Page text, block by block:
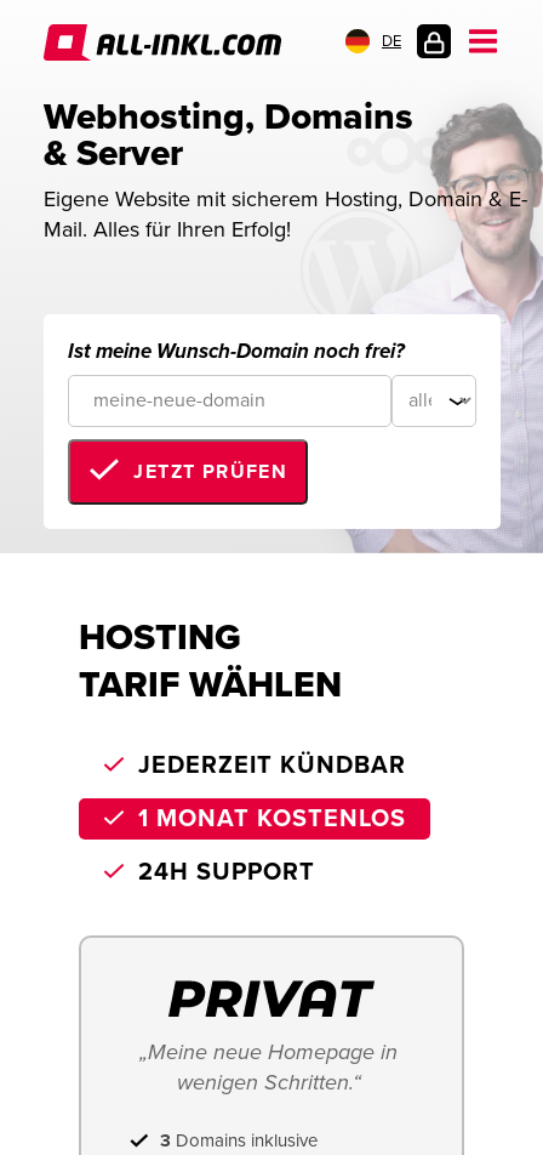
DE
Webhosting, Domains
& Server
Eigene Website mit sicherem Hosting, Domain & E-
Mail. Alles für Ihren Erfolg!
Ist meine Wunsch-Domain noch frei?
JETZT PRÜFEN
HOSTING
TARIF WÄHLEN
JEDERZEIT KÜNDBAR
1 MONAT KOSTENLOS
24H SUPPORT
„Meine neue Homepage in
wenigen Schritten.“
3 Domains inklusive